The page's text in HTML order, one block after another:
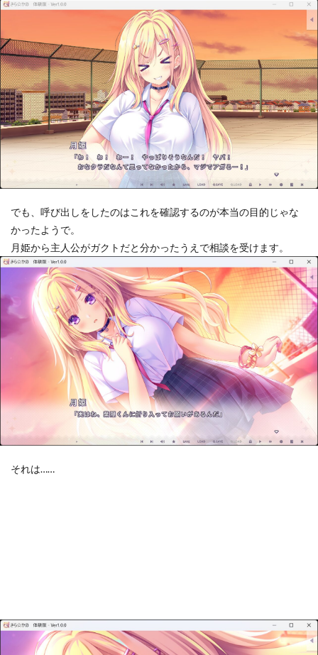
でも、呼び出しをしたのはこれを確認するのが本当の目的じゃな
かったようで。
月姫から主人公がガクトだと分かったうえで相談を受けます。
それは……